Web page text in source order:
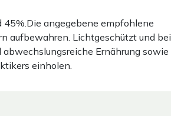
angegebene empfohlene
aufbewahren. Lichtgeschützt und bei
Ernährung sowie
einholen.